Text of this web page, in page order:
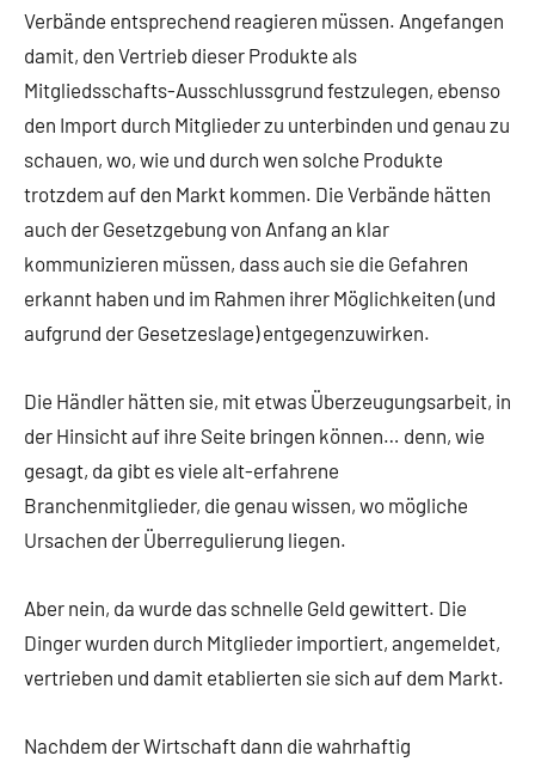
Verbände entsprechend reagieren müssen. Angefangen
damit, den Vertrieb dieser Produkte als
Mitgliedsschafts-Ausschlussgrund festzulegen, ebenso
den Import durch Mitglieder zu unterbinden und genau zu
schauen, wo, wie und durch wen solche Produkte
trotzdem auf den Markt kommen. Die Verbände hätten
auch der Gesetzgebung von Anfang an klar
kommunizieren müssen, dass auch sie die Gefahren
erkannt haben und im Rahmen ihrer Möglichkeiten (und
aufgrund der Gesetzeslage) entgegenzuwirken.
Die Händler hätten sie, mit etwas Überzeugungsarbeit, in
der Hinsicht auf ihre Seite bringen können… denn, wie
gesagt, da gibt es viele alt-erfahrene
Branchenmitglieder, die genau wissen, wo mögliche
Ursachen der Überregulierung liegen.
Aber nein, da wurde das schnelle Geld gewittert. Die
Dinger wurden durch Mitglieder importiert, angemeldet,
vertrieben und damit etablierten sie sich auf dem Markt.
Nachdem der Wirtschaft dann die wahrhaftig